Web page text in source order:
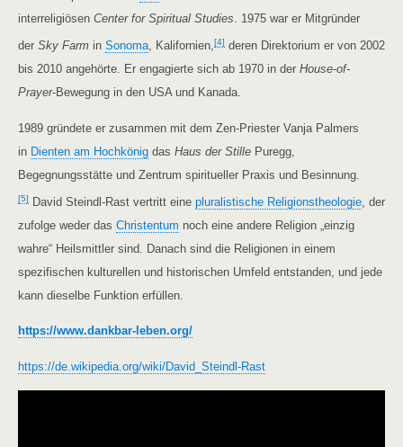
interreligiösen Center for Spiritual Studies . 1975 war er Mitgründer
der Sky Farm in Sonoma, Kalifornien,[4] deren Direktorium er von 2002
bis 2010 angehörte. Er engagierte sich ab 1970 in der House-of-
Prayer-Bewegung in den USA und Kanada.
1989 gründete er zusammen mit dem Zen-Priester Vanja Palmers
in Dienten am Hochkönig das Haus der Stille Puregg,
Begegnungsstätte und Zentrum spiritueller Praxis und Besinnung.
[5] David Steindl-Rast vertritt eine pluralistische Religionstheologie, der
zufolge weder das Christentum noch eine andere Religion „einzig
wahre“ Heilsmittler sind. Danach sind die Religionen in einem
spezifischen kulturellen und historischen Umfeld entstanden, und jede
kann dieselbe Funktion erfüllen.
https://www.dankbar-leben.org/
https://de.wikipedia.org/wiki/David_Steindl-Rast